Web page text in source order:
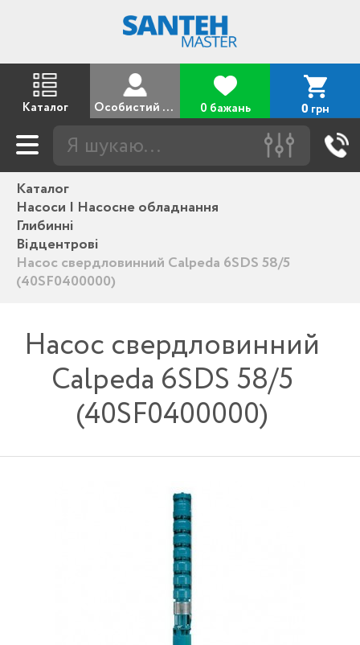
Каталог Особистий кабінет 0 бажань 0 грн
Каталог
Насоси | Насосне обладнання
Глибинні
Відцентрові
Насос свердловинний Calpeda 6SDS 58/5
(40SF0400000)
Насос свердловинний
Calpeda 6SDS 58/5
(40SF0400000)